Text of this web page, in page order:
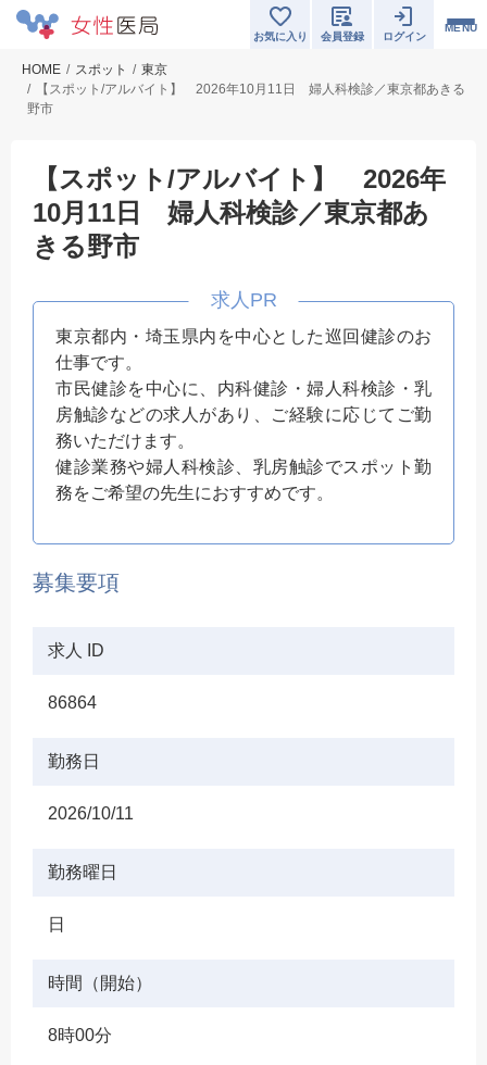
MENU
お気に入り 会員登録 ログイン
HOME スポット
東京
【スポット/アルバイト】 2026年10月11日 婦人科検診／東京都あきる
野市
【スポット/アルバイト】 2026年
10月11日 婦人科検診／東京都あ
きる野市
東京都内・埼玉県内を中心とした巡回健診のお
仕事です。
市民健診を中心に、内科健診・婦人科検診・乳
房触診などの求人があり、ご経験に応じてご勤
務いただけます。
健診業務や婦人科検診、乳房触診でスポット勤
務をご希望の先生におすすめです。
募集要項
求人 ID
86864
勤務日
2026/10/11
勤務曜日
日
時間（開始）
8時00分